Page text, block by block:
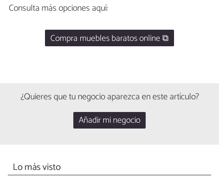
Consulta más opciones aquí:
Compra muebles baratos online ⧉
¿Quieres que tu negocio aparezca en este artículo?
Añadir mi negocio
Lo más visto